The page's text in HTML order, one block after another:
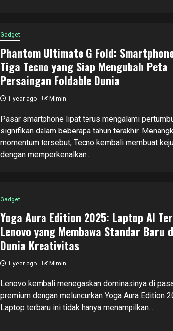
Gadget
Phantom Ultimate G Fold:
Tiga Tecno yang Siap Mengubah Peta
Persaingan Foldable Dunia
1 year ago Mimin
Pasar smartphone lipat terus mengalami
signifikan dalam beberapa tahun terakhir.
momentum tersebut, Tecno kembali membuat
dengan memperkenalkan...
Gadget
Yoga Aura Edition 2025: Laptop AI
Lenovo yang Membawa Standar Baru
Dunia Kreativitas
1 year ago Mimin
Lenovo kembali menegaskan dominasinya di
premium dengan meluncurkan Yoga Aura Edition
Laptop terbaru ini tidak hanya menampilkan...